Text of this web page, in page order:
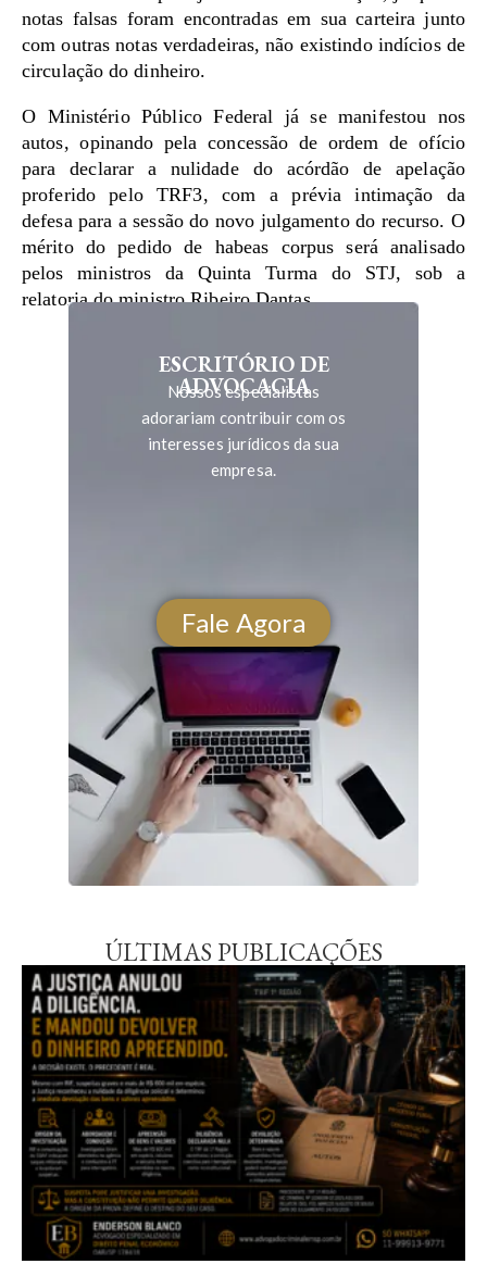
notas falsas foram encontradas em sua carteira junto
com outras notas verdadeiras, não existindo indícios de
circulação do dinheiro.
O Ministério Público Federal já se manifestou nos
autos, opinando pela concessão de ordem de ofício
para declarar a nulidade do acórdão de apelação
proferido pelo TRF3, com a prévia intimação da
defesa para a sessão do novo julgamento do recurso. O
mérito do pedido de habeas corpus será analisado
pelos ministros da Quinta Turma do STJ, sob a
relatoria do ministro Ribeiro Dantas.
ESCRITÓRIO DE
ADVOCACIA
Nossos especialistas
adorariam contribuir com os
interesses jurídicos da sua
empresa.
ÚLTIMAS PUBLICAÇÕES
Fale Agora